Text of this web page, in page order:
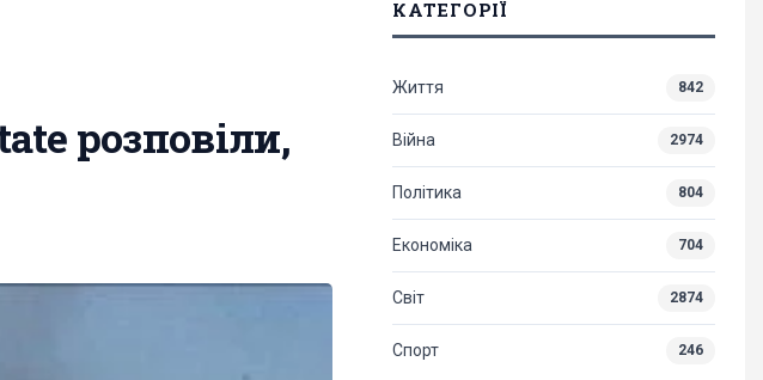
розповіли,
КАТЕГОРІЇ
Життя 842
Війна 2974
Політика 804
Економіка 704
Світ 2874
Спорт 246